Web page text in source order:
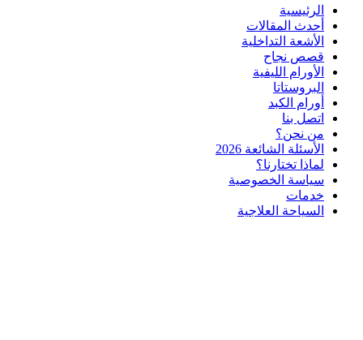
الرئيسية
أحدث المقالات
الأشعة التداخلية
قصص نجاح
الأورام الليفية
البروستاتا
أورام الكبد
اتصل بنا
من نحن؟
الأسئلة الشائعة 2026
لماذا تختارنا؟
سياسة الخصوصية
خدمات
السياحة العلاجية